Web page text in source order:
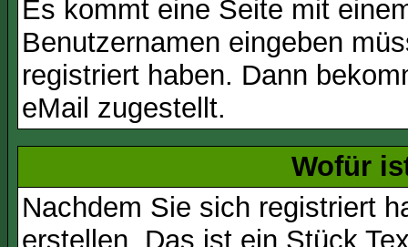
Es kommt eine Seite mit
Benutzernamen eingeben
registriert haben. Dann
eMail zugestellt.
Wofür
Nachdem Sie sich registriert
erstellen. Das ist ein Stück